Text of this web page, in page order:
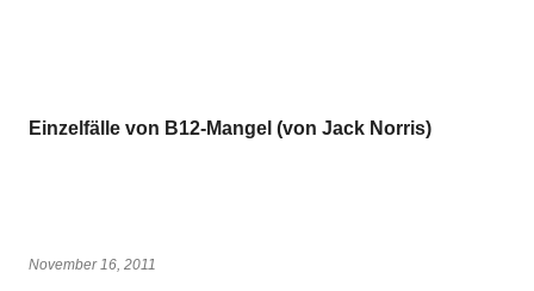
Einzelfälle von B12-Mangel (von Jack Norris)
November 16, 2011